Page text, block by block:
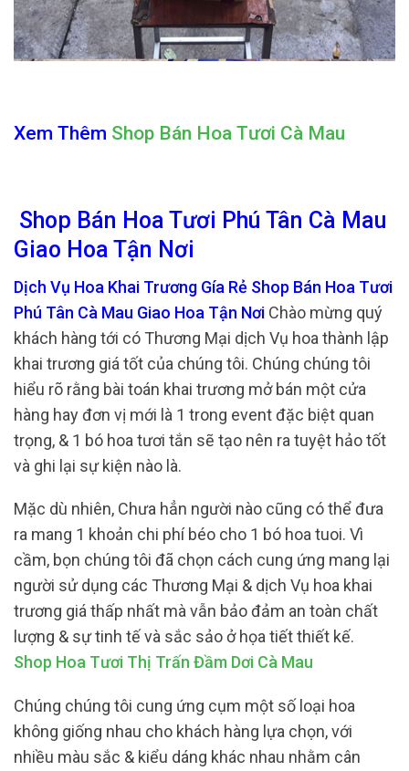
Xem Thêm Shop Bán Hoa Tươi Cà Mau
Shop Bán Hoa Tươi Phú Tân Cà Mau
Giao Hoa Tận Nơi
Dịch Vụ Hoa Khai Trương Gía Rẻ Shop Bán Hoa Tươi
Phú Tân Cà Mau Giao Hoa Tận Nơi Chào mừng quý
khách hàng tới có Thương Mại dịch Vụ hoa thành lập
khai trương giá tốt của chúng tôi. Chúng chúng tôi
hiểu rõ rằng bài toán khai trương mở bán một cửa
hàng hay đơn vị mới là 1 trong event đặc biệt quan
trọng, & 1 bó hoa tươi tắn sẽ tạo nên ra tuyệt hảo tốt
và ghi lại sự kiện nào là.
Mặc dù nhiên, Chưa hẳn người nào cũng có thể đưa
ra mang 1 khoản chi phí béo cho 1 bó hoa tuoi. Vì
cầm, bọn chúng tôi đã chọn cách cung ứng mang lại
người sử dụng các Thương Mại & dịch Vụ hoa khai
trương giá thấp nhất mà vẫn bảo đảm an toàn chất
lượng & sự tinh tế và sắc sảo ở họa tiết thiết kế.
Shop Hoa Tươi Thị Trấn Đầm Dơi Cà Mau
Chúng chúng tôi cung ứng cụm một số loại hoa
không giống nhau cho khách hàng lựa chọn, với
nhiều màu sắc & kiểu dáng khác nhau nhằm cân